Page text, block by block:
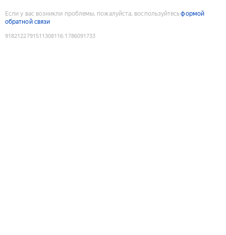
Если у вас возникли проблемы, пожалуйста, воспользуйтесьформой
обратной связи
9182122791511308116:1786091733